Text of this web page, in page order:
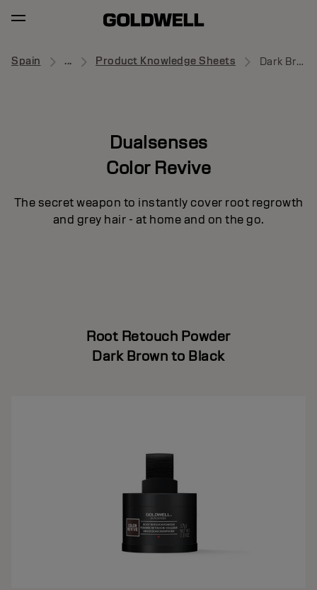
Spain ... Product Knowledge Sheets Dark Brown to Black
Dualsenses
Color Revive
The secret weapon to instantly cover root regrowth
and grey hair - at home and on the go.
Root Retouch Powder
Dark Brown to Black